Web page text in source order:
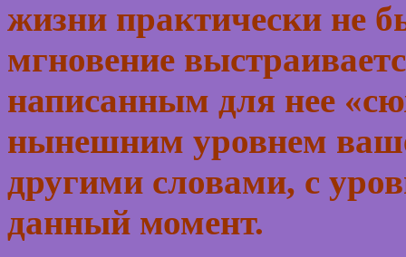
жизни практически не
мгновение
написанным для нее
нынешним уровнем
другими словами, с
данный момент.